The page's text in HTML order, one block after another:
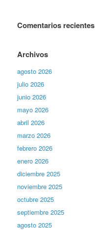
Comentarios recientes
Archivos
agosto 2026
julio 2026
junio 2026
mayo 2026
abril 2026
marzo 2026
febrero 2026
enero 2026
diciembre 2025
noviembre 2025
octubre 2025
septiembre 2025
agosto 2025